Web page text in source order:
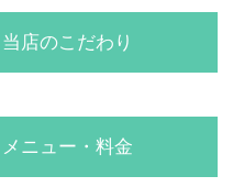
当店のこだわり
メニュー・料金